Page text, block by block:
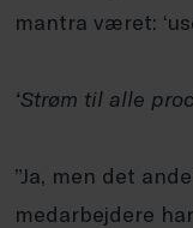
mantra været:
‘Strøm til alle
”Ja, men det
medarbejdere